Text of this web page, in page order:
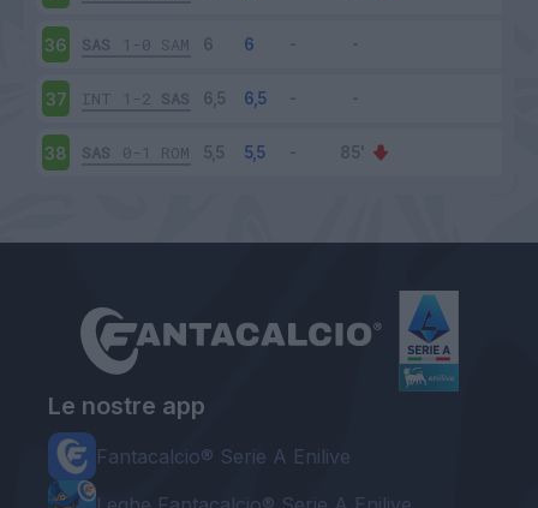
36 SAS 1-0 SAM
37 INT 1-2 SAS
38 SAS 0-1 ROM
Le nostre app
Fantacalcio® Serie A Enilive